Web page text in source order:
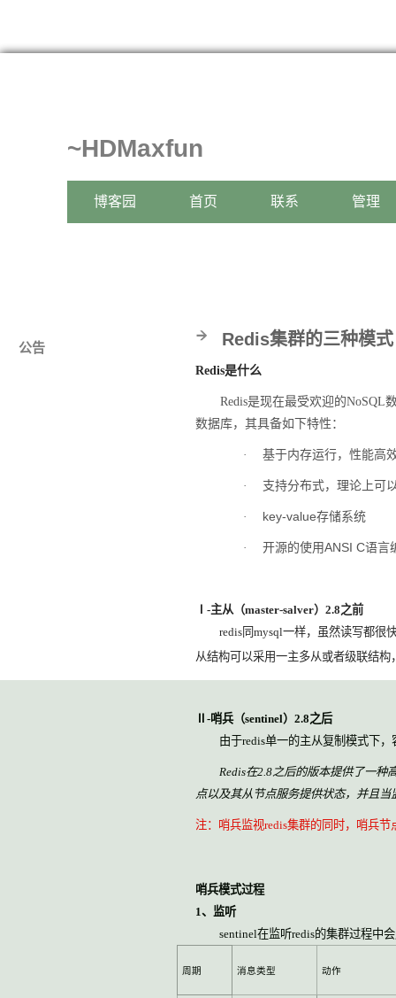
~HDMaxfun
博客园 首页 联系 管理
Redis集群的三种模式
Redis是什么
Redis是现在最受欢迎的NoSQL
数据库，其具备如下特性：
· 基于内存运行，性能高
· 支持分布式，理论上可
· key-value存储系统
· 开源的使用ANSI C语言
-主从（master-salver） 2.8之前
redis同 mysql一样，虽然读写都很
从结构可以采用一主多从或者级联结构
-哨兵（sentinel） 2.8之后
由于redis单一的主从复制模式下，
Redis在2.8之后的版本提供了一种
点以及其从节点服务提供状态，并且当
注：哨兵监视redis集群的同时，哨兵节
哨兵模式过程
1、监听
sentinel在监听redis的集群过程中
周期 消息类型 动作
公告